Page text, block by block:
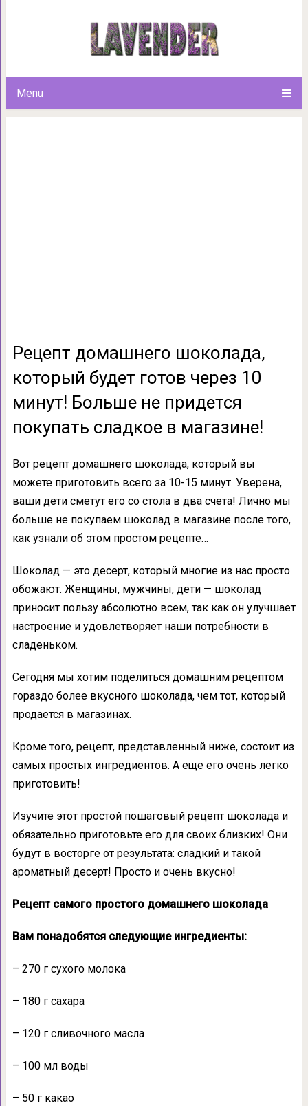
Menu
Рецепт домашнего шоколада,
минут! Больше не придется
Рецепт домашнего шоколада,
который будет готов через 10
минут! Больше не придется
покупать сладкое в магазине!
Вот рецепт домашнего шоколада, который вы
можете приготовить всего за 10-15 минут. Уверена,
ваши дети сметут его со стола в два счета! Лично мы
больше не покупаем шоколад в магазине после того,
как узнали об этом простом рецепте…
Шоколад — это десерт, который многие из нас просто
обожают. Женщины, мужчины, дети — шоколад
приносит пользу абсолютно всем, так как он улучшает
настроение и удовлетворяет наши потребности в
сладеньком.
Сегодня мы хотим поделиться домашним рецептом
гораздо более вкусного шоколада, чем тот, который
продается в магазинах.
Кроме того, рецепт, представленный ниже, состоит из
самых простых ингредиентов. А еще его очень легко
приготовить!
Изучите этот простой пошаговый рецепт шоколада и
обязательно приготовьте его для своих близких! Они
будут в восторге от результата: сладкий и такой
ароматный десерт! Просто и очень вкусно!
Рецепт самого простого домашнего шоколада
Вам понадобятся следующие ингредиенты:
– 270 г сухого молока
– 180 г сахара
– 120 г сливочного масла
– 100 мл воды
– 50 г какао